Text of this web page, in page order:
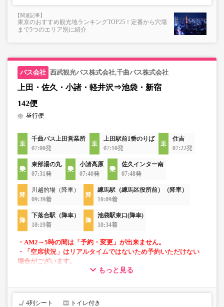
東京のおすすめ観光地ランキングTOP25！定番から穴場
まで5つのエリア別に紹介
西武観光バス株式会社,千曲バス株式会社
上田・佐久・小諸・軽井沢⇒池袋・新宿
142便
昼行便
千曲バス上田営業所
07:00発
上田駅前1番のりば
07:10発
住吉
07:22発
東部湯の丸
07:31発
小諸高原
07:40発
佐久インター南
07:48発
川越的場（降車）
09:39着
練馬駅（練馬区役所前）（降車）
10:09着
下落合駅（降車）
10:19着
池袋駅東口(降車)
10:34着
・AM2～5時の間は「予約・変更」が出来ません。
・「空席状況」はリアルタイムではないため予約いただけない
場合がございます。
・車両は予告なく変更となる場合がございます。これに伴い、
じめご了承ください。
もっと見る
4列シート トイレ付き